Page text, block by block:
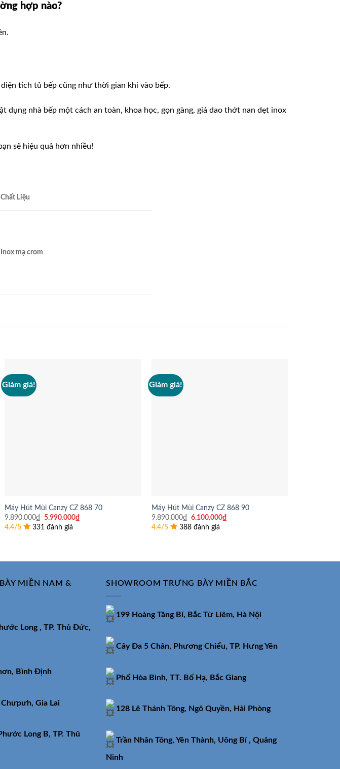
hợp nào?
tích tủ bếp cũng như thời gian khi vào bếp.
dụng nhà bếp một cách an toàn, khoa học, gọn gàng, giá dao thớt nan dẹt inox
sẽ hiệu quả hơn nhiều!
Chất Liệu
Inox mạ crom
Giảm giá!
Máy Hút Mùi Canzy CZ 868 70
9.890.000₫ Giá
gốc
là:
5.990.000₫
4.4/5 331 đánh giá
Giảm giá!
Máy Hút Mùi Canzy CZ 868 90
9.890.000₫ Giá
gốc
là:
6.100.000₫
4.4/5 388 đánh giá
MIỀN NAM &
Long , TP. Thủ Đức,
Bình Định
Gia Lai
Long B, TP. Thủ
SHOWROOM TRƯNG BÀY MIỀN BẮC
199 Hoàng Tăng Bí, Bắc Từ Liêm, Hà Nội
Cây Đa 5 Chân, Phương Chiểu, TP. Hưng Yên
Phố Hòa Bình, TT. Bố Hạ, Bắc Giang
128 Lê Thánh Tông, Ngô Quyền, Hải Phòng
Trần Nhân Tông, Yên Thành, Uông Bí , Quảng
Ninh